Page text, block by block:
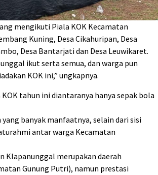
mengikuti Piala KOK Kecamatan
Kuning, Desa Cikahuripan, Desa
Desa Bantarjati dan Desa Leuwikaret.
ikut serta semua, dan warga pun
KOK ini,” ungkapnya.
tahun ini diantaranya hanya sepak bola
banyak manfaatnya, selain dari sisi
antar warga Kecamatan
Klapanunggal merupakan daerah
Gunung Putri), namun prestasi